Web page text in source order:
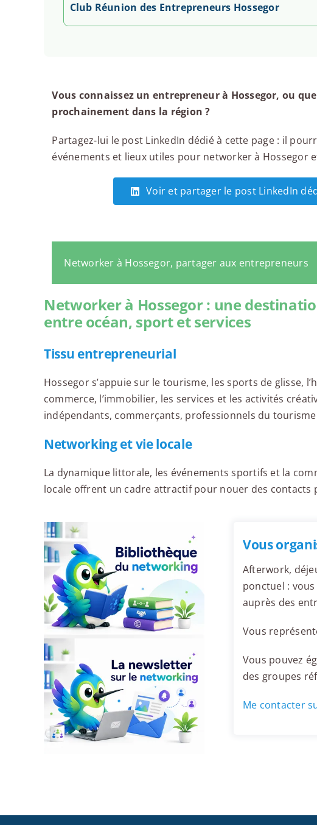
Club Réunion des Entrepreneurs Hossegor
Vous connaissez un entrepreneur à Hossegor, ou
prochainement dans la région ?
Partagez-lui le post LinkedIn dédié à cette page : il
événements et lieux utiles pour networker à Hossegor
Voir et partager le post LinkedIn
Networker à Hossegor, partager aux entrepreneurs
Networker à Hossegor : une
entre océan, sport et services
Tissu entrepreneurial
Hossegor s’appuie sur le tourisme, les sports de glisse,
commerce, l’immobilier, les services et les activités
indépendants, commerçants, professionnels du
Networking et vie locale
La dynamique littorale, les événements sportifs et la
locale offrent un cadre attractif pour nouer des contacts
Vous
Afterwork,
ponctuel :
auprès des
Vous
Vous pouvez
des groupes
Me contacter